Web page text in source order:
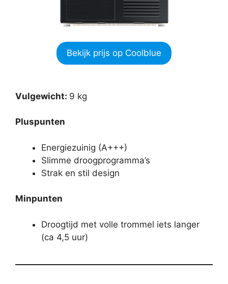
Bekijk prijs op Coolblue
Vulgewicht: 9 kg
Pluspunten
Energiezuinig (A+++)
Slimme droogprogramma’s
Strak en stil design
Minpunten
Droogtijd met volle trommel iets langer
(ca 4,5 uur)